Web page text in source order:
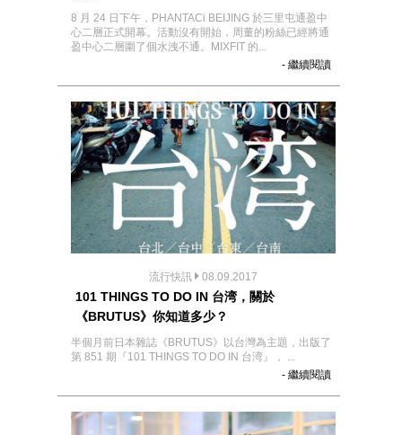
8 月 24 日下午，PHANTACi BEIJING 於三里屯通盈中
心二層正式開幕。活動沒有開始，周董的粉絲已經將通
盈中心二層圍了個水洩不通。MIXFIT 的...
- 繼續閱讀
流行快訊 08.09.2017
101 THINGS TO DO IN 台湾，關於
《BRUTUS》你知道多少？
半個月前日本雜誌《BRUTUS》以台灣為主題，出版了
第 851 期『101 THINGS TO DO IN 台湾』， ...
- 繼續閱讀